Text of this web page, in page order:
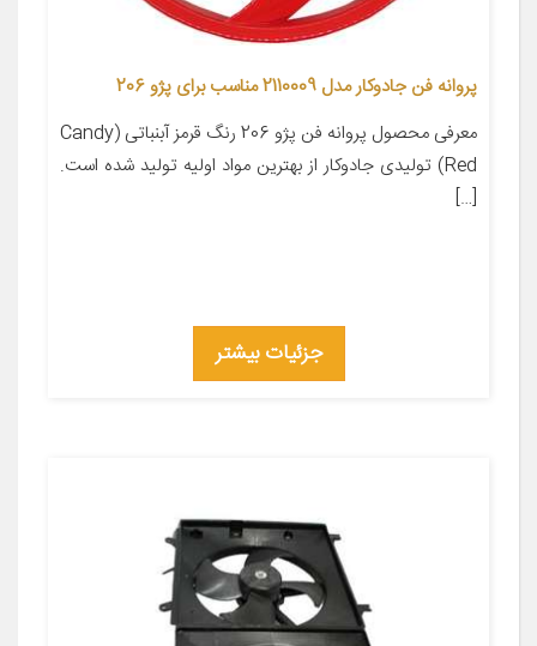
پروانه فن جادوکار مدل 2110009 مناسب برای پژو 206
معرفی محصول پروانه فن پژو 206 رنگ قرمز آبنباتی (Candy
Red) تولیدی جادوکار از بهترین مواد اولیه تولید شده است.
[…]
جزئیات بیشتر